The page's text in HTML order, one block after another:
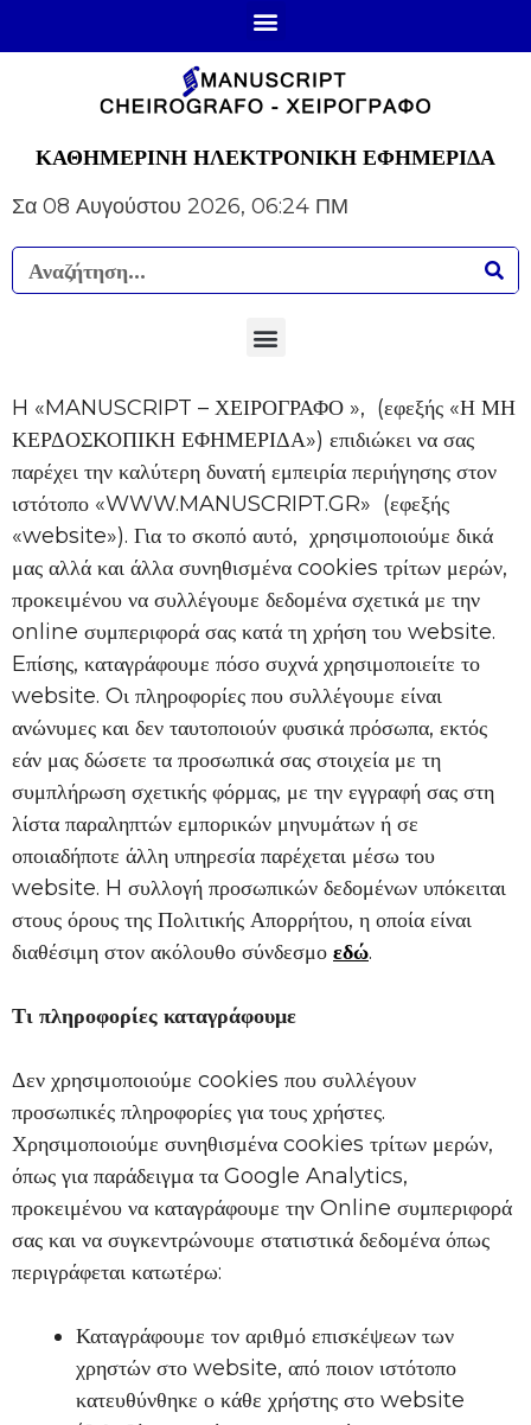
ΚΑΘΗΜΕΡΙΝΗ ΗΛΕΚΤΡΟΝΙΚΗ ΕΦΗΜΕΡΙΔΑ
Σα 08 Αυγούστου 2026, 06:24 ΠΜ
H «MANUSCRIPT – ΧΕΙΡΟΓΡΑΦΟ », (εφεξής «Η ΜΗ
ΚΕΡΔΟΣΚΟΠΙΚΗ ΕΦΗΜΕΡΙΔΑ») επιδιώκει να σας
παρέχει την καλύτερη δυνατή εμπειρία περιήγησης στον
ιστότοπο «WWW.MANUSCRIPT.GR» (εφεξής
«website»). Για το σκοπό αυτό, χρησιμοποιούμε δικά
μας αλλά και άλλα συνηθισμένα cookies τρίτων μερών,
προκειμένου να συλλέγουμε δεδομένα σχετικά με την
online συμπεριφορά σας κατά τη χρήση του website.
Eπίσης, καταγράφουμε πόσο συχνά χρησιμοποιείτε το
website. Oι πληροφορίες που συλλέγουμε είναι
ανώνυμες και δεν ταυτοποιούν φυσικά πρόσωπα, εκτός
εάν μας δώσετε τα προσωπικά σας στοιχεία με τη
συμπλήρωση σχετικής φόρμας, με την εγγραφή σας στη
λίστα παραληπτών εμπορικών μηνυμάτων ή σε
οποιαδήποτε άλλη υπηρεσία παρέχεται μέσω του
website. H συλλογή προσωπικών δεδομένων υπόκειται
στους όρους της Πολιτικής Απορρήτου, η οποία είναι
διαθέσιμη στον ακόλουθο σύνδεσμο εδώ.
Τι πληροφορίες καταγράφουμε
Δεν χρησιμοποιούμε cookies που συλλέγουν
προσωπικές πληροφορίες για τους χρήστες.
Χρησιμοποιούμε συνηθισμένα cookies τρίτων μερών,
όπως για παράδειγμα τα Google Analytics,
προκειμένου να καταγράφουμε την Online συμπεριφορά
σας και να συγκεντρώνουμε στατιστικά δεδομένα όπως
περιγράφεται κατωτέρω:
Καταγράφουμε τον αριθμό επισκέψεων των
χρηστών στο website, από ποιον ιστότοπο
κατευθύνθηκε ο κάθε χρήστης στο website